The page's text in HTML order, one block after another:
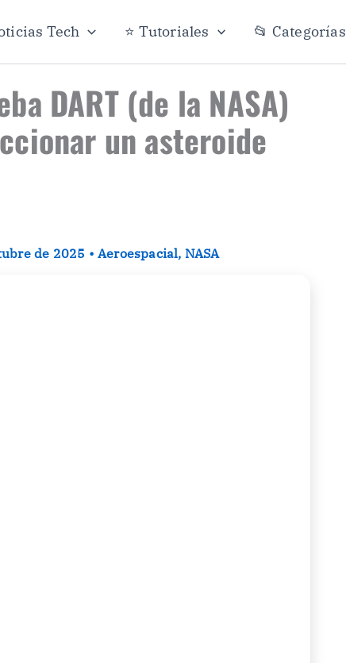
Tech ⭐ Tutoriales 📂 Categorías
DART (de la NASA)
un asteroide
de 2025 •Aeroespacial, NASA